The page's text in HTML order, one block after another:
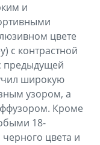
и
цвете
с контрастной
предыдущей
широкую
узором, а
Кроме
18-
цвета и